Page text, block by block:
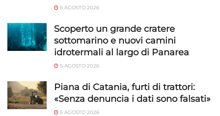
Riconoscere i dispositivi in base a informazioni
richieste attivamente.
Garantire la sicurezza, prevenire e
e presentare pubblicità e contenuto,
Salvare e comunicare le scelte sulla
privacy.
Sempre attivo
6 AGOSTO 2026
Scoperto un grande cratere
sottomarino e nuovi camini
idrotermali al largo di Panarea
5 AGOSTO 2026
Piana di Catania, furti di trattori:
«Senza denuncia i dati sono falsati»
5 AGOSTO 2026